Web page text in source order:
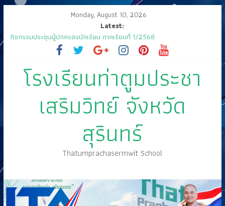
Monday, August 10, 2026
Latest:
กิจกรรมประชุมผู้ปกครองนักเรียน ภาคเรียนที่ 1/2568
ส่งเสด็จสู่ฟากฟ้าสุราลัย
ขอเชิญร่วมงานแสดงมุทิตาจิต คุณครูสมพงษ์ โสมสุข
กิจกรรมการประกวดแข่งขัน เนื่องในกิจกรรม “วันสุนทรภู่ สู่วันภาษาไทย”
ประจำปีการศึกษา ๒๕๖๘
🤍💚 ขอเรียนเชิญนักเรียนเข้าร่วมพิธีวันไหว้ครู “ไหว้ครู บูชาคุณ” ประจำวันที่
๑๒ มิถุนายน ปี ๒๕๖๘
โรงเรียนท่าตูมประชา
เสริมวิทย์ จังหวัด
สุรินทร์
Thatumprachasermwit School